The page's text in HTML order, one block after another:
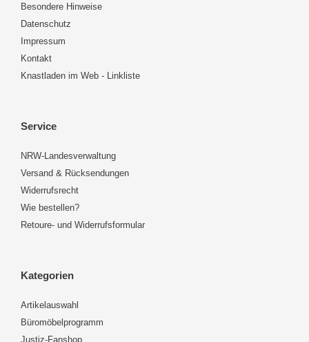
Besondere Hinweise
Datenschutz
Impressum
Kontakt
Knastladen im Web - Linkliste
Service
NRW-Landesverwaltung
Versand & Rücksendungen
Widerrufsrecht
Wie bestellen?
Retoure- und Widerrufsformular
Kategorien
Artikelauswahl
Büromöbelprogramm
Justiz-Fanshop